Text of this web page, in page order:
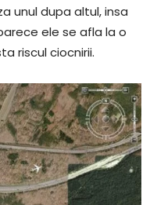
unul dupa altul, insa
ele se afla la o
riscul ciocnirii.